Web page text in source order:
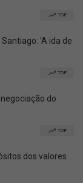
TOP
'A ida de
TOP
do
TOP
dos valores